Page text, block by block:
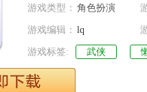
游戏类型： 角色扮演
游戏编辑： lq
游戏标签: 武侠